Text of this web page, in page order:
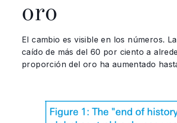
oro
El cambio es visible en los números.
caído de más del 60 por ciento a
proporción del oro ha aumentado